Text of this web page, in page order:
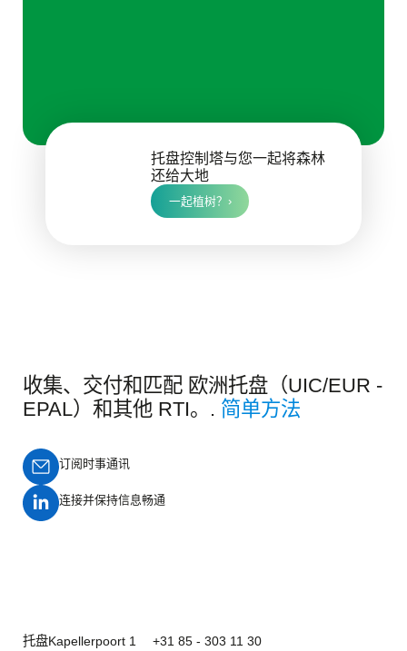
托盘控制塔与您一起将森林
还给大地
一起植树？›
收集、交付和匹配 欧洲托盘（UIC/EUR -
EPAL）和其他 RTI。. 简单方法
订阅时事通讯
连接并保持信息畅通
托盘Kapellerpoort 1 +31 85 - 303 11 30